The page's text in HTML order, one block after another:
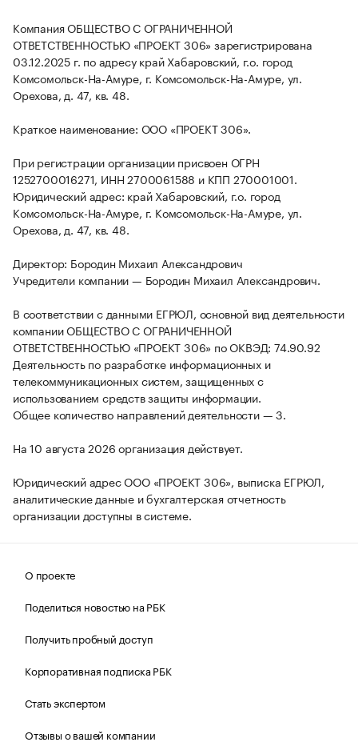
Компания ОБЩЕСТВО С ОГРАНИЧЕННОЙ
ОТВЕТСТВЕННОСТЬЮ «ПРОЕКТ 306» зарегистрирована
03.12.2025 г. по адресу край Хабаровский, г.о. город
Комсомольск-На-Амуре, г. Комсомольск-На-Амуре, ул.
Орехова, д. 47, кв. 48.
Краткое наименование: ООО «ПРОЕКТ 306».
При регистрации организации присвоен ОГРН
1252700016271, ИНН 2700061588 и КПП 270001001.
Юридический адрес: край Хабаровский, г.о. город
Комсомольск-На-Амуре, г. Комсомольск-На-Амуре, ул.
Орехова, д. 47, кв. 48.
Директор: Бородин Михаил Александрович
Учредители компании — Бородин Михаил Александрович.
В соответствии с данными ЕГРЮЛ, основной вид деятельности
компании ОБЩЕСТВО С ОГРАНИЧЕННОЙ
ОТВЕТСТВЕННОСТЬЮ «ПРОЕКТ 306» по ОКВЭД: 74.90.92
Деятельность по разработке информационных и
телекоммуникационных систем, защищенных с
использованием средств защиты информации.
Общее количество направлений деятельности — 3.
На 10 августа 2026 организация действует.
Юридический адрес ООО «ПРОЕКТ 306», выписка ЕГРЮЛ,
аналитические данные и бухгалтерская отчетность
организации доступны в системе.
О проекте
Поделиться новостью на РБК
Получить пробный доступ
Корпоративная подписка РБК
Стать экспертом
Отзывы о вашей компании